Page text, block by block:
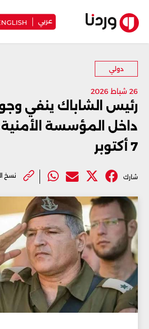
عربي
دولي
26 شباط 2026
رئيس الشاباك ينفي
داخل المؤسسة
7 أكتوبر
شارك نسخ